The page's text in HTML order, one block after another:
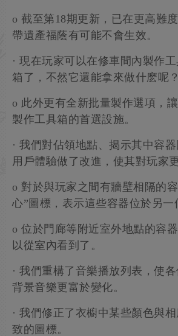
o 截至第18期更新，已在更高難
帶遺產福蔭有可能不會生效。
· 現在玩家可以在修車間內製作
箱了，不然它還能拿來做什麽呢？
o 此外更有全新批量製作選項，
製作工具箱的首選設施。
· 我們對佔領地點、揭示其中容
用戶體驗做了改進，使其對玩家
o 對於與玩家之間有牆壁相隔的
心”圖標，表示這些容器位於另一
o 位於門廊等附近室外地點的容
以從室內看到了。
· 我們重構了音樂播放列表，使
背景音樂更富於變化。
· 我們修正了衣櫥中某些顏色與
致的圖標。